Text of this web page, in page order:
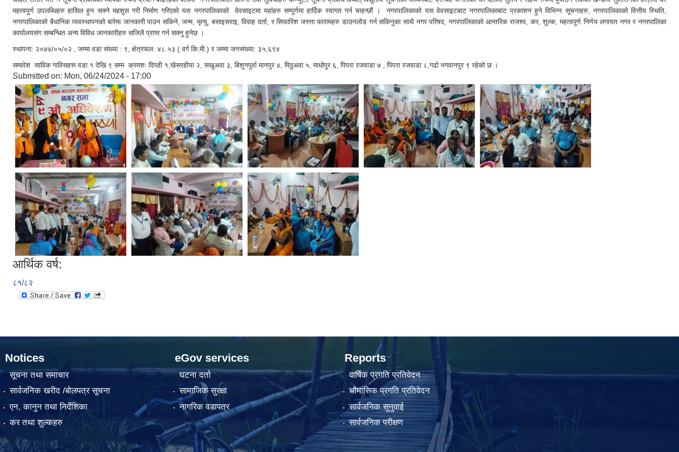
महत्वपुर्ण उपलब्धिहरु हासिल हुन सक्ने महशुस गरी निर्माण गरिएको यस नगरपालिकाको वेवसाइटमा यहांहरु सम्पूर्णमा हार्दिक स्वागत गर्न चाहन्छौं । नगरपालिकाको यस वेवसाइटबाट नगरपालिकाबाट प्रकाशन हुने विभिन्न सूचनाहरु, नगरपालिकाको वित्तीय स्थिति,
नगरपालिकाको बैधानिक व्यवस्थापनको बारेमा जानकारी पाउन सकिने, जन्म, मृत्यु, बसाइसराइ, विवाह दर्ता, र सिफारिश जस्ता फारामहरु डाउनलोड गर्न सकिनुका साथै नगर परिषद, नगरपालिकाको आन्तरिक राजश्व, कर, शुल्क, महत्वपूर्ण निर्णय लगायत नगर र नगरपालिका
कार्यालयसंग सम्बन्धित अन्य विविध जानकारीहरु सजिलै प्राप्त गर्न सक्नु हुनेछ ।
स्थापना: २०७४/०५/०२ , जम्मा वडा संख्या : ९, क्षेत्रफल: ४८.५३ ( वर्ग कि.मी.) र जम्मा जनसंख्या: ३५,६९४
समावेश साविक गाविसहरू वडा १ देखि ९ सम्म क्रमशः दिपही १,खेसरहीया २, सखुअवा ३, बिशुनपुर्वा मानपुर ४, मिठुअवा ५, माधोपुर ६, पिपरा रजवाडा ७ , पिपरा रजवाडा ८,गढो भगवानपुर ९ रहेको छ ।
Submitted on: Mon, 06/24/2024 - 17:00
आर्थिक वर्ष:
८१/८२
Notices
सूचना तथा समाचार
सार्वजनिक खरीद /बोलपत्र सूचना
एन, कानुन तथा निर्देशिका
कर तथा शुल्कहरु
eGov services
घटना दर्ता
सामाजिक सुरक्षा
नागरिक वडापत्र
Reports
वार्षिक प्रगति प्रतिवेदन
चौमासिक प्रगति प्रतिवेदन
सार्वजनिक सुनुवाई
सार्वजनिक परीक्षण